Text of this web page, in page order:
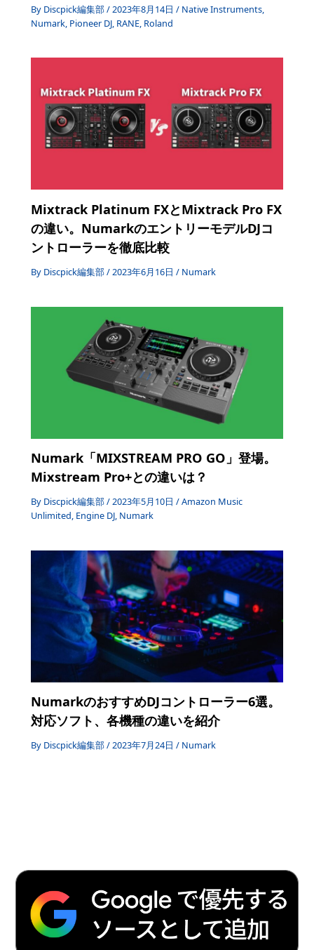
By Discpick編集部/2023年8月14日/ Native Instruments,
Numark, Pioneer DJ, RANE, Roland
Mixtrack Platinum FXとMixtrack Pro FX
の違い。NumarkのエントリーモデルDJコ
ントローラーを徹底比較
By Discpick編集部/2023年6月16日/ Numark
Numark「MIXSTREAM PRO GO」登場。
Mixstream Pro+との違いは？
By Discpick編集部/2023年5月10日/Amazon Music
Unlimited, Engine DJ, Numark
NumarkのおすすめDJコントローラー6選。
対応ソフト、各機種の違いを紹介
By Discpick編集部/2023年7月24日/ Numark